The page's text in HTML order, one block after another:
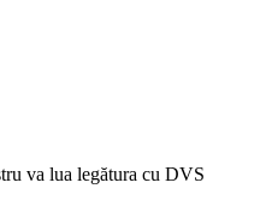
va lua legătura cu DVS